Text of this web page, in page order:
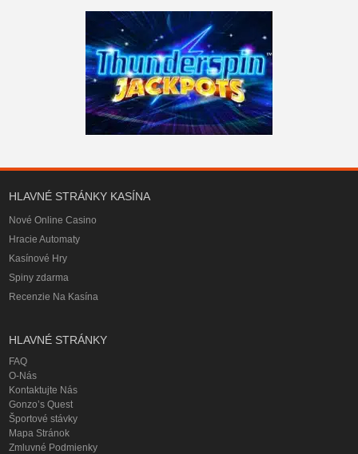
HLAVNÉ STRÁNKY KASÍNA
Nové Online Casino
Hracie Automaty
Kasínové Hry
Spiny zdarma
Recenzie Na Kasína
HLAVNÉ STRÁNKY
FAQ
O-Nás
Kontaktujte Nás
Gonzo’s Quest
Športové stávky
Mapa Stránok
Zmluvné Podmienky